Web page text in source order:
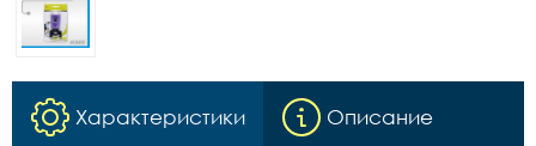
Характеристики Описание